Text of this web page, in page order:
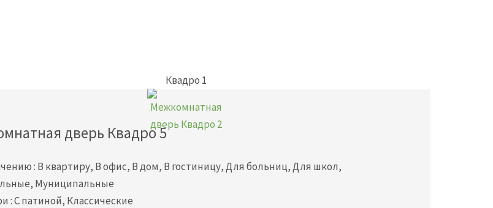
Квадро 1
дверь Квадро 5
: В квартиру, В офис, В дом, В гостиницу, Для больниц, Для школ,
Муниципальные
:С патиной, Классические